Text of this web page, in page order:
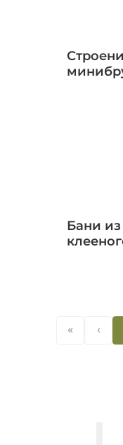
Бани из
« ‹